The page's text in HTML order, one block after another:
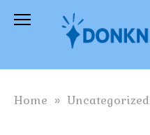
Skip
Home » Uncategorized